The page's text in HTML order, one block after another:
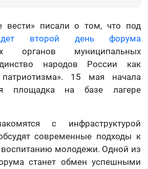
вести» писали о том, что под
второй день форума
органов муниципальных
народов России как
15 мая начала
площадка на базе лагере
с инфраструктурой
современные подходы к
воспитанию молодежи. Одной из
станет обмен успешными